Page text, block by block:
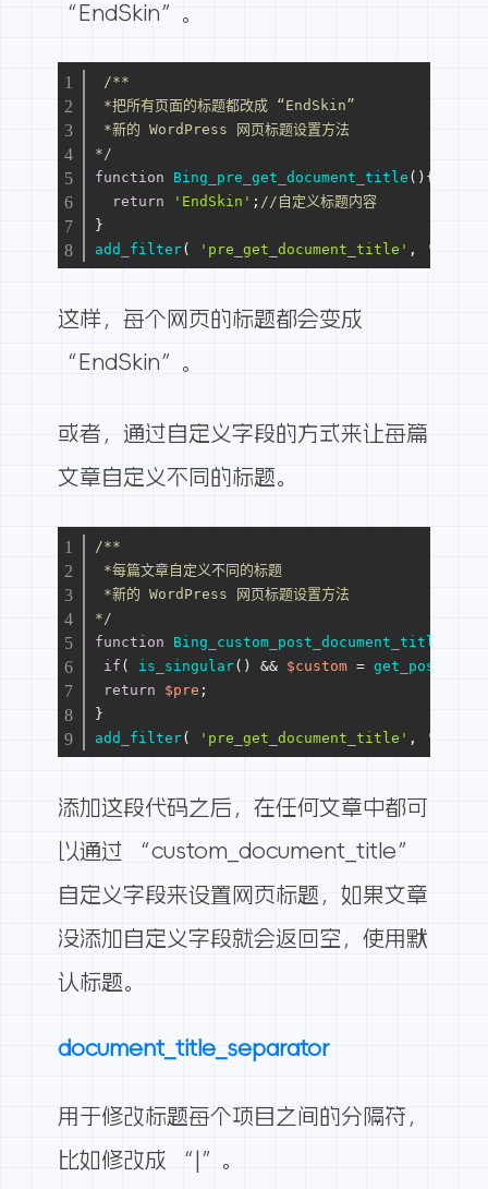
“EndSkin”。
/**
*把所有页面的标题都改成 “EndSkin”
*新的 WordPress 网页标题设置方法
*/
function
Bing_pre_get_document_title ( ) {
return
'EndSkin' ; //自定义标题内容
}
add_filter( 'pre_get_document_title' ,
这样，每个网页的标题都会变成
“EndSkin”。
或者，通过自定义字段的方式来让每篇
文章自定义不同的标题。
/**
*每篇文章自定义不同的标题
*新的 WordPress 网页标题设置方法
*/
function
Bing_custom_post_document_title
if ( is_singular() && $custom = get_post_meta
return
$pre ;
}
add_filter( 'pre_get_document_title' ,
添加这段代码之后，在任何文章中都可
以通过 “custom_document_title”
自定义字段来设置网页标题，如果文章
没添加自定义字段就会返回空，使用默
认标题。
document_title_separator
用于修改标题每个项目之间的分隔符，
比如修改成 “|”。